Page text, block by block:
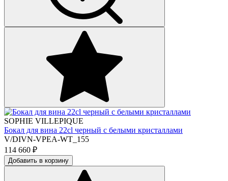
SOPHIE VILLEPIQUE
Бокал для вина 22cl черный с белыми кристаллами
V/DIVN-VPEA-WT_155
114 660 ₽
Добавить в корзину